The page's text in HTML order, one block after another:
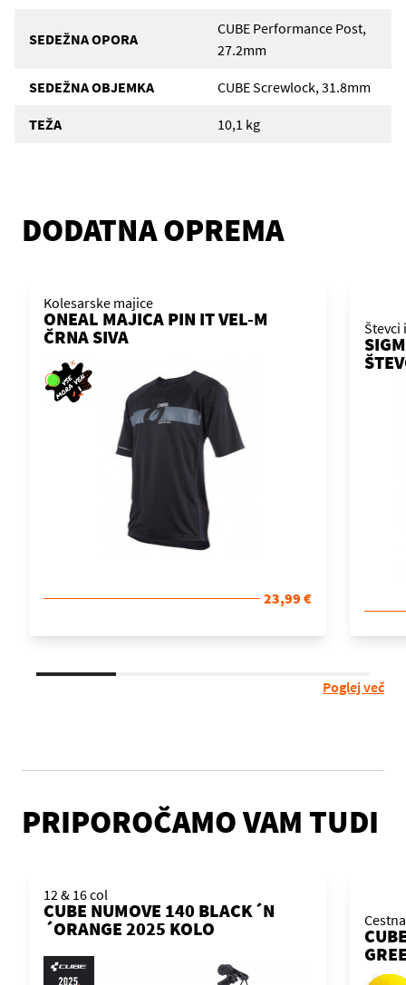
SEDEŽNA OPORA
CUBE Performance Post,
27.2mm
SEDEŽNA OBJEMKA CUBE Screwlock, 31.8mm
TEŽA 10,1 kg
DODATNA OPREMA
Kolesarske majice
ONEAL MAJICA PIN IT VEL-M
ČRNA SIVA
23,99 €
Števci
Poglej več
PRIPOROČAMO VAM TUDI
12 & 16 col
CUBE NUMOVE 140 BLACK´N
´ORANGE 2025 KOLO